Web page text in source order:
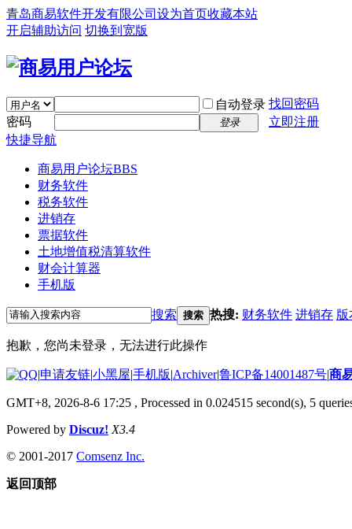
青岛商易软件开发有限公司 设为首页收藏本站
开启辅助访问 切换到宽版
自动登录 找回密码
密码
登录
立即注册
快捷导航
商易用户论坛BBS
财务软件
税务软件
进销存
票据软件
土地增值税清算软件
财会计算器
手机版
搜索 搜索 热搜: 财务软件 进销存 版
抱歉，您尚未登录，无法进行此操作
|申请友链|小黑屋|手机版|Archiver|鲁ICP备14001487号|商
GMT+8, 2026-8-6 17:25 , Processed in 0.024515 second(s), 5
Powered by Discuz! X3.4
© 2001-2017 Comsenz Inc.
返回顶部